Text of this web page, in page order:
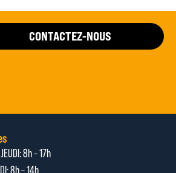
CONTACTEZ-NOUS
8h – 17h
8h – 14h